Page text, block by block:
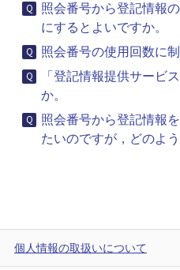
照会番号から登記情報
にするとよいですか。
照会番号の使用回数に
「登記情報提供サービ
か。
照会番号から登記情報
たいのですが，どのよ
個人情報の取扱いについて